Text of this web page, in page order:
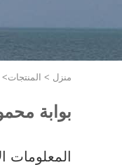
منزل > المنتجات>
بوابة
المعلومات